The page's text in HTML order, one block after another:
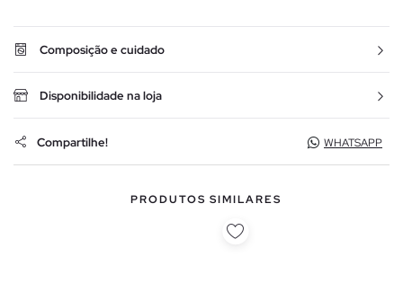
Composição e cuidado
Disponibilidade na loja
Compartilhe! WHATSAPP
PRODUTOS SIMILARES